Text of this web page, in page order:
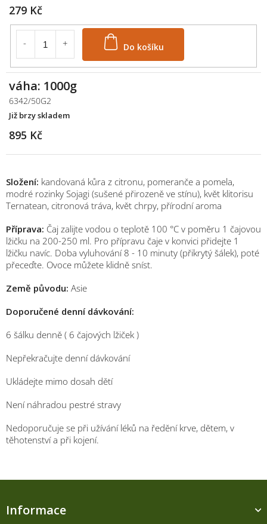
279 Kč
váha: 1000g
6342/50G2
895 Kč
Již brzy skladem
Složení: kandovaná kůra z citronu, pomeranče a pomela,
modré rozinky Sojagi (sušené přirozeně ve stínu), květ klitorisu
Ternatean, citronová tráva, květ chrpy, přírodní aroma
Příprava: Čaj zalijte vodou o teplotě 100 °C v poměru 1 čajovou
lžičku na 200-250 ml. Pro přípravu čaje v konvici přidejte 1
lžičku navíc. Doba vyluhování 8 - 10 minuty (přikrytý šálek), poté
přeceďte. Ovoce můžete klidně sníst.
Země původu: Asie
Doporučené denní dávkování:
6 šálku denně ( 6 čajových lžiček )
Nepřekračujte denní dávkování
Ukládejte mimo dosah dětí
Není náhradou pestré stravy
Nedoporučuje se při užívání léků na ředění krve, dětem, v
těhotenství a při kojení.
Informace